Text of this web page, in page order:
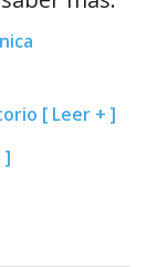
[ Leer + ]
]